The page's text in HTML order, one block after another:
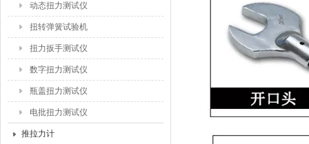
动态扭力测试仪
扭转弹簧试验机
扭力扳手测试仪
数字扭力测试仪
瓶盖扭力测试仪
电批扭力测试仪
推拉力计